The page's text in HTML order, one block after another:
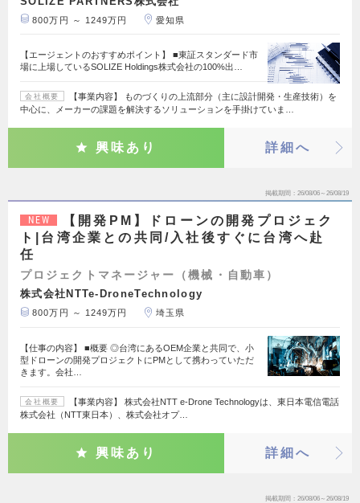
800万円 ～ 1249万円 愛知県
【エージェントのおすすめポイント】 ■東証スタンダード市
場に上場しているSOLIZE Holdings株式会社の100%出…
会社概要
【事業内容】 ものづくりの上流部分（主に設計開発・生産技術）を
中心に、メーカーの課題を解決するソリューションを手掛けていま…
興味あり 詳細へ
掲載期間 26/08/06～26/08/19
NEW
【開発PM】ドローンの開発プロジェク
ト|台湾企業との共同/入社後すぐに台湾へ赴
任
プロジェクトマネージャー（機械・自動車）
株式会社NTTe-DroneTechnology
800万円 ～ 1249万円 埼玉県
【仕事の内容】 ■概要 ◎台湾にあるOEM企業と共同で、小
型ドローンの開発プロジェクトにPMとして携わっていただ
きます。会社…
会社概要
【事業内容】 株式会社NTT e-Drone Technologyは、東日本電信電話
株式会社（NTT東日本）、株式会社オプ…
興味あり 詳細へ
掲載期間 26/08/06～26/08/19